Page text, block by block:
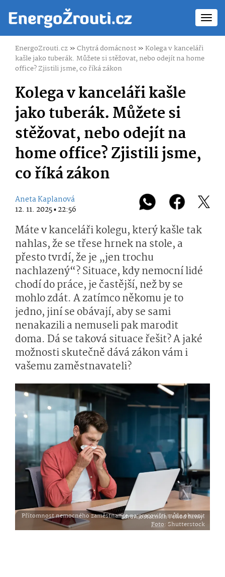
EnergoZrouti.cz»Chytrá domácnost»Kolega v kanceláři
kašle jako tuberák. Můžete si stěžovat, nebo odejít na home
office? Zjistili jsme, co říká zákon
Kolega v kanceláři kašle
jako tuberák. Můžete si
stěžovat, nebo odejít na
home office? Zjistili jsme,
co říká zákon
Aneta Kaplanová
12. 11. 2025 ▪ 22:56
Máte v kanceláři kolegu, který kašle tak
nahlas, že se třese hrnek na stole, a
přesto tvrdí, že je „jen trochu
nachlazený“? Situace, kdy nemocní lidé
chodí do práce, je častější, než by se
mohlo zdát. A zatímco někomu je to
jedno, jiní se obávají, aby se sami
nenakazili a nemuseli pak marodit
doma. Dá se taková situace řešit? A jaké
možnosti skutečně dává zákon vám i
vašemu zaměstnavateli?
Přítomnost nemocného zaměstnance na pracovišti může ohrozit zdraví ostatních i chod firmy.
Foto: Shutterstock